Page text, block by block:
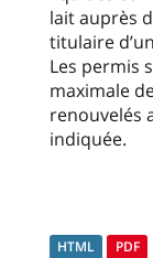
lait auprès
titulaire
Les permis
maximale
renouvelés
indiquée.
HTML PDF